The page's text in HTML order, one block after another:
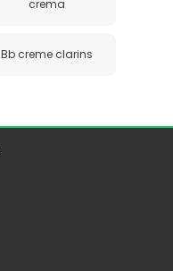
crema
Bb creme clarins